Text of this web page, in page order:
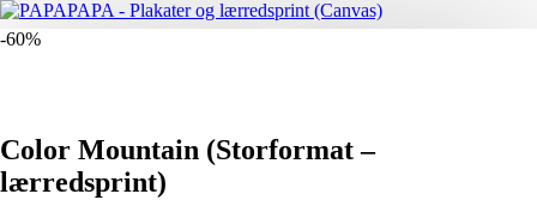
-60%
Color Mountain (Storformat –
lærredsprint)